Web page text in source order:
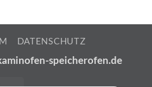
DATENSCHUTZ
speicherofen.de